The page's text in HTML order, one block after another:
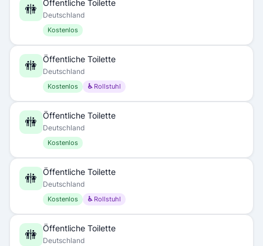
🚻 Öffentliche Toilette
Deutschland
Kostenlos
🚻 Öffentliche Toilette
Deutschland
Kostenlos ♿ Rollstuhl
🚻 Öffentliche Toilette
Deutschland
Kostenlos
🚻 Öffentliche Toilette
Deutschland
Kostenlos ♿ Rollstuhl
🚻 Öffentliche Toilette
Deutschland